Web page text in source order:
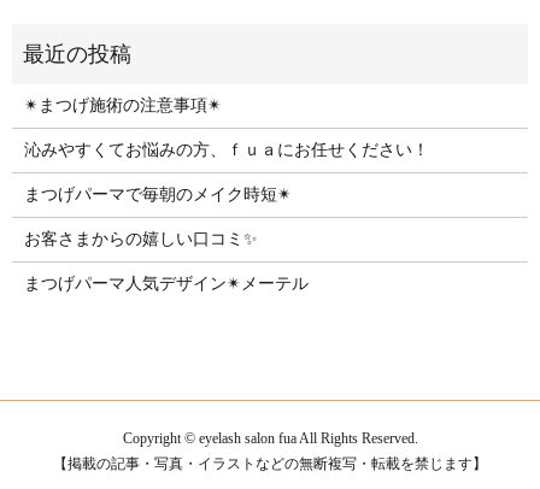
✴︎まつげ施術の注意事項✴︎
沁みやすくてお悩みの方、ｆｕａにお任せください！
まつげパーマで毎朝のメイク時短✴︎
お客さまからの嬉しい口コミ✨
まつげパーマ人気デザイン✴︎メーテル
Copyright © eyelash salon fua All Rights Reserved.
【掲載の記事・写真・イラストなどの無断複写・転載を禁じます】